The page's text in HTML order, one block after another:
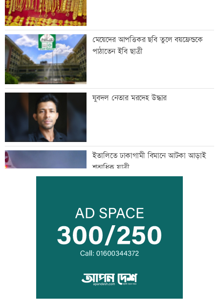
মেয়েদের আপত্তিকর ছবি তুলে বয়ফ্রেন্ডকে
পাঠাতেন ইবি ছাত্রী
যুবদল নেতার মরদেহ উদ্ধার
ইতালিতে ঢাকাগামী বিমানে আটকা আড়াই
শতাধিক যাত্রী
বাকৃবিতে শুরু হচ্ছে প্রাণী চিকিৎসক-
গবেষকদের বৈজ্ঞানিক সম্মেলন
বন্দরে বিস্ফোরণে একই পরিবারের ৩ জন দগ্ধ